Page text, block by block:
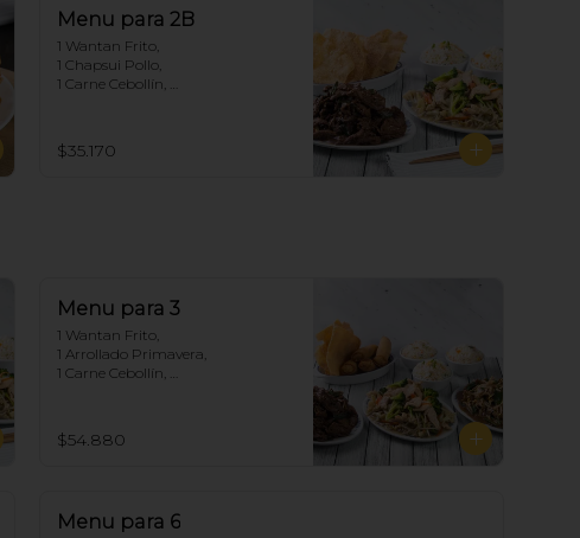
Menu para 2B
1 Wantan Frito,
1 Chapsui Pollo,
1 Carne Cebollín,
$35.170
Menu para 3
1 Wantan Frito,
1 Arrollado Primavera,
1 Carne Cebollín,
3 Arroz Chaufan
$54.880
Menu para 6